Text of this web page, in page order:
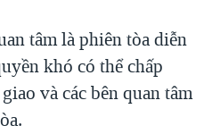
tâm là phiên tòa diễn
khó có thể chấp
và các bên quan tâm